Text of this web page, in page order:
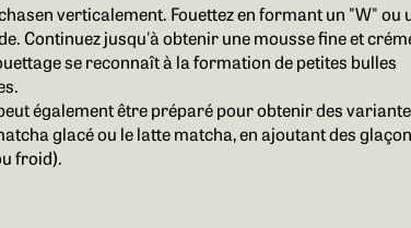
verticalement. Fouettez en formant un "W" ou
Continuez jusqu'à obtenir une mousse fine et
se reconnaît à la formation de petites bulles
également être préparé pour obtenir des
glacé ou le latte matcha, en ajoutant des
froid).